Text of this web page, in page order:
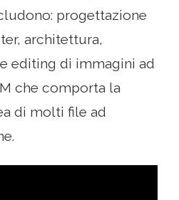
progettazione
architettura,
editing di immagini ad
che comporta la
di molti file ad